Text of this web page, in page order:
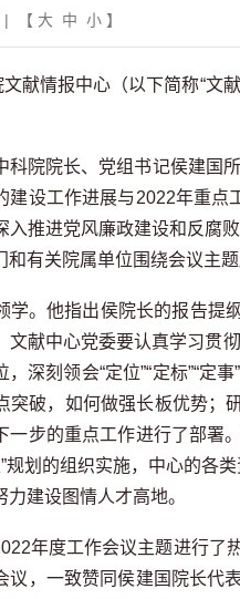
| 【 大 中 小 】
献情报中心（以下简称“文
科院院长、党组书记侯建国
建设工作进展与2022年重
入推进党风廉政建设和反腐
有关院属单位围绕会议主题
学。他指出侯院长的报告提
献中心党委要认真学习贯
，深刻领会“定位”“定标”“
突破，如何做强长板优势；
一步的重点工作进行了部署
规划的组织实施，中心的各
建设图情人才高地。
年度工作会议主题进行了
议，一致赞同侯建国院长代